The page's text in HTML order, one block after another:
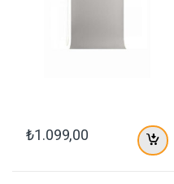
₺1.099,00